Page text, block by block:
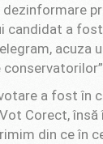
dezinformare
candidat a
acuza
a fost în
Corect,
din ce în